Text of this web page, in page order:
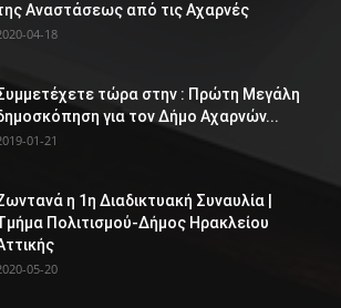
Αναστάσεως από τις Αχαρνές
04-18
τώρα στην : Πρώτη Μεγάλη
για τον Δήμο Αχαρνών...
01-21
η 1η Διαδικτυακή Συναυλία |
Πολιτισμού-Δήμος Ηρακλείου
05-20